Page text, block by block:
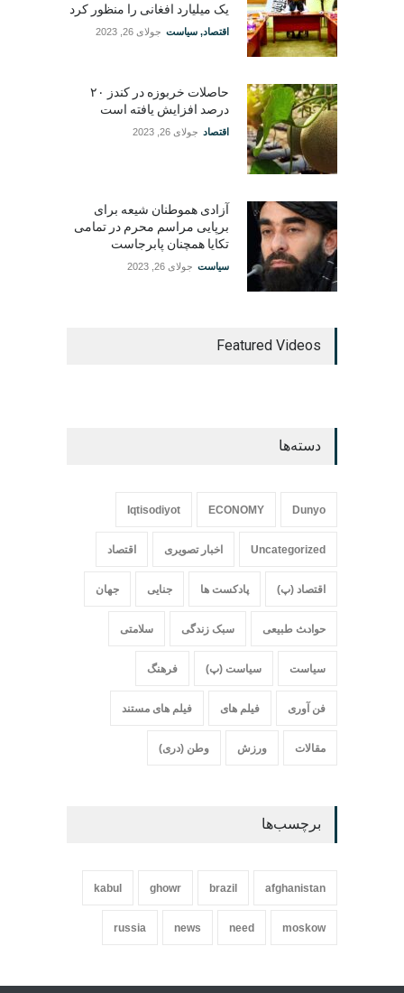
یک میلیارد افغانی را منظور کرد
اقتصاد, سیاست جولای 26, 2023
حاصلات خربوزه در کندز ۲۰
درصد افزایش یافته است
اقتصاد جولای 26, 2023
آزادی هموطنان شیعه برای
برپایی مراسم محرم در تمامی
تکایا همچنان پابرجاست
سیاست جولای 26, 2023
Featured Videos
دسته‌ها
Dunyo
ECONOMY
Iqtisodiyot
Uncategorized اخبار تصویری اقتصاد
اقتصاد (پ) پادکست ها جنایی جهان
حواد‍‍‍ث طبیعی سبک زندگی سلامتی
سیاست سیاست (پ) فرهنگ
فن آوری فیلم های فیلم های مستند
مقالات ورزش وطن (دری)
برچسب‌ها
afghanistan
brazil
ghowr
kabul
moskow
need
news
russia